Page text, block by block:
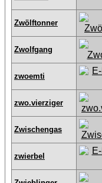
Zwölftonner
Zwolfgang
zwoemti
zwo.vierziger
Zwischengas
zwierbel